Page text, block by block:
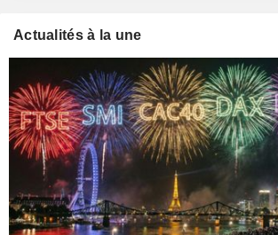
Actualités à la une